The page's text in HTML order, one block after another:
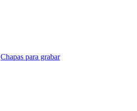
Chapas para grabar